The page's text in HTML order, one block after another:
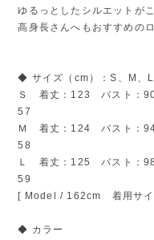
ゆるっとしたシルエットが
高身長さんへもおすすめの
◆ サイズ（cm）：S、M、L
Ｓ 着丈：123 バスト：
57
Ｍ 着丈：124 バスト：
58
Ｌ 着丈：125 バスト：
59
[ Model / 162cm 着用サ
◆ カラー